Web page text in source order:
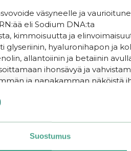
Suostumus
väsyneelle ja
eli Sodium DNA:ta
kimmoisuutta ja
glyseriinin, hyaluronihapon ja
allantoiinin ja betaiinin
ihonsävyä ja
ja napakamman näköistä
geelivoide
kuivalle, herkälle,
ja lisää kimmoisuutta.